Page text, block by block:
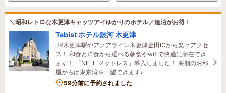
＼昭和レトロな木更津キャッツアイゆかりのホテル／連泊がお得！
Tabist ホテル銀河 木更津
JR木更津駅やアクアライン木更津金田ICから楽々アクセ
ス！ 和食と洋食から選べる朝食やwifiで快適に滞在でき
ます！ 「NELL マットレス」導入しました！ 海側のお部
屋からは東京湾を一望できます♪
59分前に予約されました